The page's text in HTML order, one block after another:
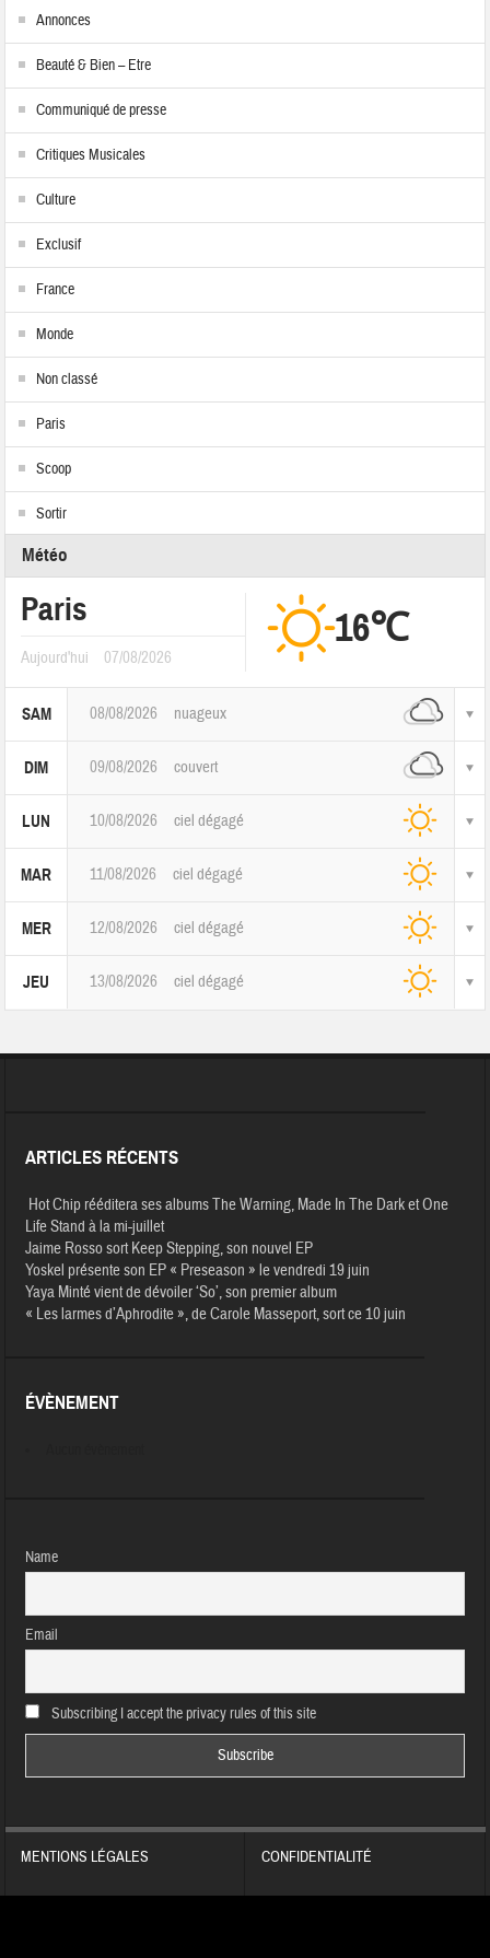
Annonces
Beauté & Bien – Etre
Communiqué de presse
Critiques Musicales
Culture
Exclusif
France
Monde
Non classé
Paris
Scoop
Sortir
Météo
Paris
Aujourd'hui 07/08/2026
16℃
SAM 08/08/2026 nuageux
DIM 09/08/2026 couvert
LUN 10/08/2026 ciel dégagé
MAR 11/08/2026 ciel dégagé
MER 12/08/2026 ciel dégagé
JEU 13/08/2026 ciel dégagé
ARTICLES RÉCENTS
Hot Chip rééditera ses albums The Warning, Made In The Dark et One
Life Stand à la mi-juillet
Jaime Rosso sort Keep Stepping, son nouvel EP
Yoskel présente son EP « Preseason » le vendredi 19 juin
Yaya Minté vient de dévoiler ‘So’, son premier album
« Les larmes d’Aphrodite », de Carole Masseport, sort ce 10 juin
ÉVÈNEMENT
Name
Email
Subscribing I accept the privacy rules of this site
MENTIONS LÉGALES CONFIDENTIALITÉ